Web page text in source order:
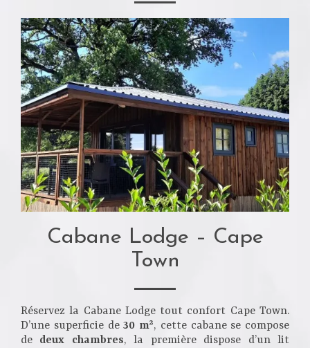
Cabane Lodge – Cape
Town
Réservez la Cabane Lodge tout confort Cape Town.
D’une superficie de30 m², cette cabane se compose
de deux chambres, la première dispose d’un lit